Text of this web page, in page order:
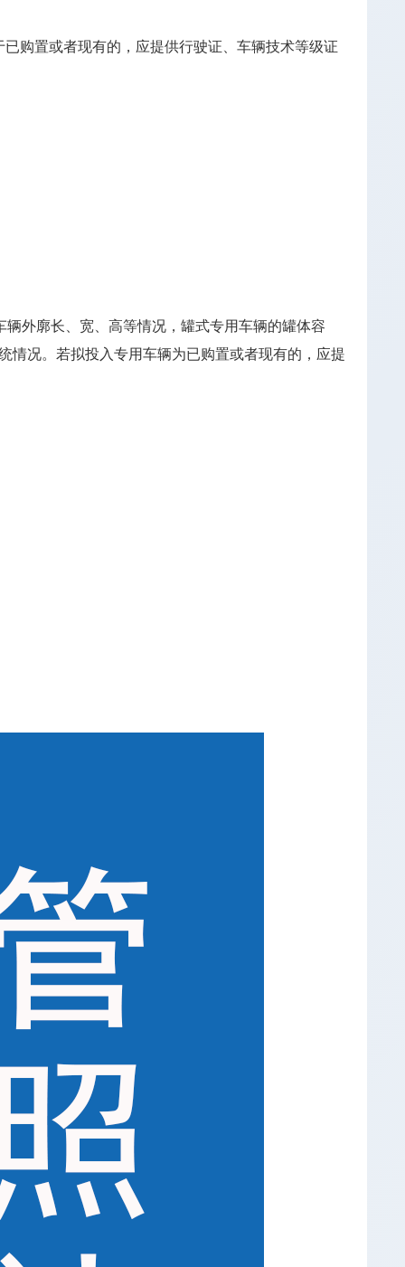
购置或者现有的，应提供行驶证、车辆技术等级证
外廓长、宽、高等情况，罐式专用车辆的罐体容
情况。若拟投入专用车辆为已购置或者现有的，应提